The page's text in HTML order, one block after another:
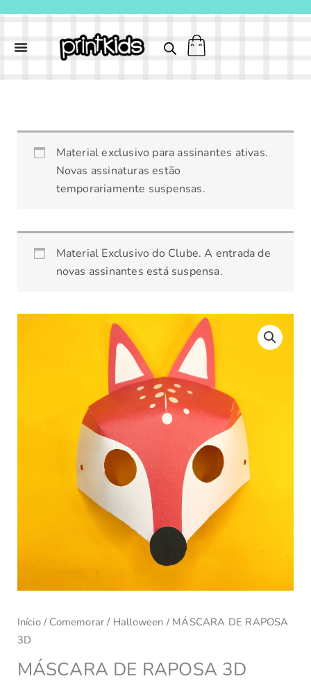
Material exclusivo para assinantes ativas.
Novas assinaturas estão
temporariamente suspensas.
Material Exclusivo do Clube. A entrada de
novas assinantes está suspensa.
Início/ Comemorar / Halloween / MÁSCARA DE RAPOSA
3D
MÁSCARA DE RAPOSA 3D
RAPOSA